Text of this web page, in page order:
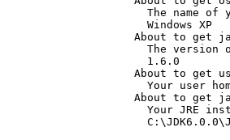
The name of
      Windows XP
About to get
The version
      1.6.0
About to get
Your user
About to get
Your JRE